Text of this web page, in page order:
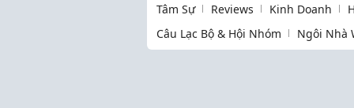
Tâm Sự
Reviews Kinh Doanh
Câu Lạc Bộ & Hội Nhóm
Ngôi Nhà